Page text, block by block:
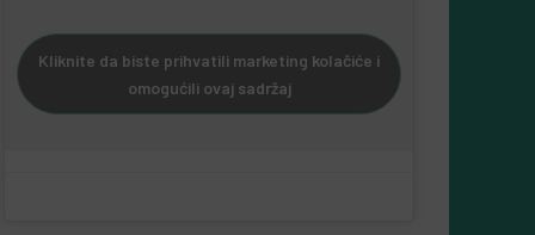
Kliknite da biste prihvatili marketing kolačiće i
omogućili ovaj sadržaj